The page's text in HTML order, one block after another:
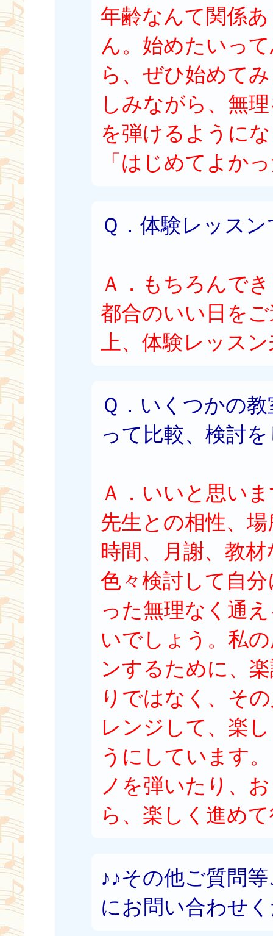
年齢なんて関係
ん。始めたいっ
ら、ぜひ始めて
しみながら、無
を弾けるように
「はじめてよか
Ｑ．体験レッス
Ａ．もちろんで
都合のいい日を
上、体験レッス
Ｑ．いくつかの
って比較、検討
Ａ．いいと思い
先生との相性、
時間、月謝、教材
色々検討して自分
った無理なく通
いでしょう。私
ンするために、
りではなく、そ
レンジして、楽
うにしています
ノを弾いたり、
ら、楽しく進め
♪♪その他ご質問
にお問い合わせ